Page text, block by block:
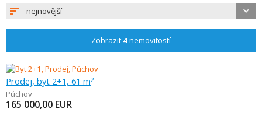
nejnovější
Zobrazit 4nemovitostí
Prodej, byt 2+1, 61 m2
Púchov
165 000,00 EUR